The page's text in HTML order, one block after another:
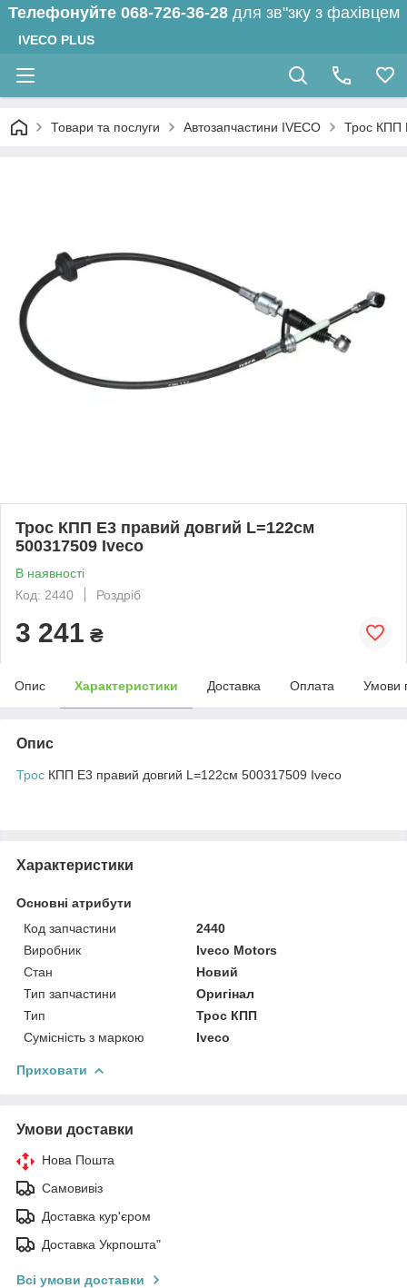
Телефонуйте 068-726-36-28 для зв"зку з фахівцем
IVECO PLUS
Товари та послуги Автозапчастини IVECO Трос КПП
Трос КПП Е3 правий довгий L=122см
500317509 Iveco
В наявності
Код: 2440
Роздріб
3 241 ₴
Опис Характеристики Доставка Оплата Умови
Опис
Трос КПП Е3 правий довгий L=122см 500317509 Iveco
Характеристики
Основні атрибути
Код запчастини
2440
Виробник
Iveco Motors
Стан
Новий
Тип запчастини
Оригінал
Тип
Трос КПП
Сумісність з маркою
Iveco
Приховати
Умови доставки
Нова Пошта
Самовивіз
Доставка кур'єром
Доставка Укрпошта"
Всі умови доставки